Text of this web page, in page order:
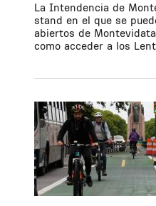
La Intendencia de
stand en el que se
abiertos de
como acceder a los